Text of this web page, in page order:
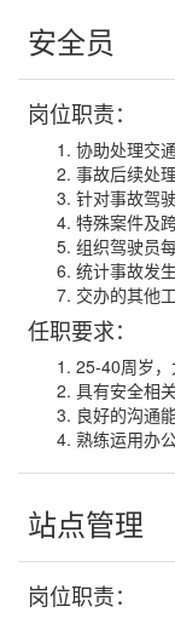
安全员
岗位职责：
协助处理交
事故后续处
针对事故驾
特殊案件及
组织驾驶员
统计事故发
交办的其他
任职要求：
25-40周岁
具有安全相
良好的沟通
熟练运用办
站点管理
岗位职责：